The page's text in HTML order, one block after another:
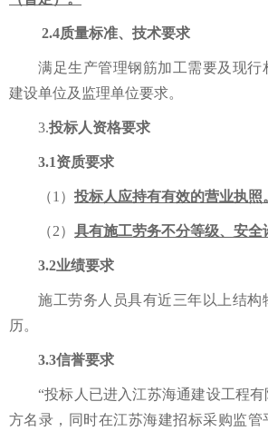
2.4质量标准、技术要求
满足生产管理钢筋加工需要及现行
建设单位及监理单位要求。
3.投标人资格要求
3.1资质要求
（1） 投标人应持有有效的营业执照
（2） 具有施工劳务不分等级、 安全
3.2业绩要求
施工劳务人员具有近三年以上结构
历。
3.3信誉要求
“投标人已进入江苏海通建设工程有
方名录，同时在江苏海建招标采购监管